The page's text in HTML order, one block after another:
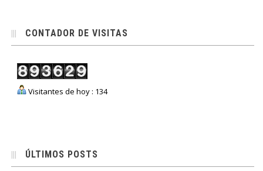
CONTADOR DE VISITAS
Visitantes de hoy : 134
ÚLTIMOS POSTS